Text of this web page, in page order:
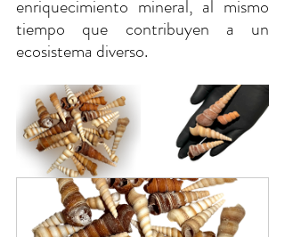
enriquecimiento mineral, al mismo
tiempo que contribuyen a un
ecosistema diverso.